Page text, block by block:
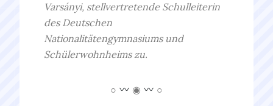
Varsányi, stellvertretende Schulleiterin
des Deutschen
Nationalitätengymnasiums und
Schülerwohnheims zu.
○ ◉ ○